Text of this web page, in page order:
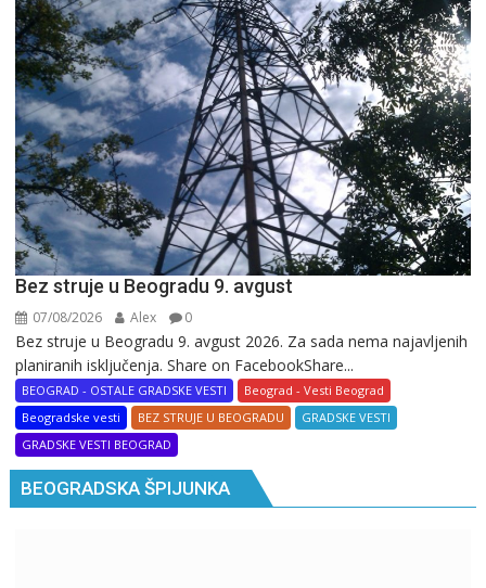
Bez struje u Beogradu 9. avgust
07/08/2026 Alex 0
Bez struje u Beogradu 9. avgust 2026. Za sada nema najavljenih
planiranih isključenja. Share on FacebookShare...
BEOGRAD - OSTALE GRADSKE VESTI
Beograd - Vesti Beograd
Beogradske vesti
BEZ STRUJE U BEOGRADU
GRADSKE VESTI
GRADSKE VESTI BEOGRAD
BEOGRADSKA ŠPIJUNKA